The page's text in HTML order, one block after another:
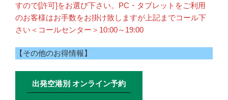
すので[許可]をお選び下さい。PC・タブレットをご利用
のお客様はお手数をお掛け致しますが上記までコール下
さい＜コールセンター＞10:00～19:00
【その他のお得情報】
出発空港別 オンライン予約